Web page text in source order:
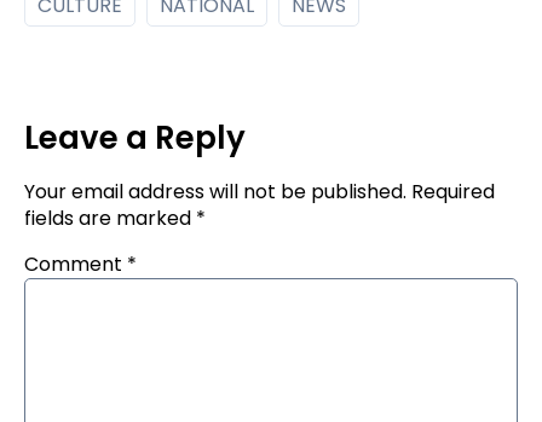
CULTURE
NATIONAL NEWS
Leave a Reply
Your email address will not be published. Required
fields are marked *
Comment *